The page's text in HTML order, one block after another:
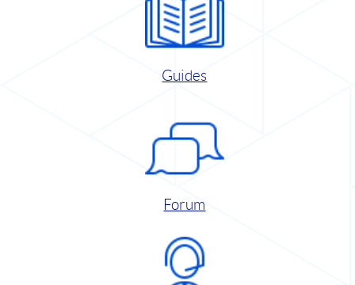
Guides
Forum